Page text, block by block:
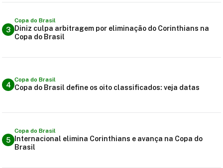
3
Copa do Brasil
Diniz culpa arbitragem por eliminação do Corinthians na
Copa do Brasil
4
Copa do Brasil
Copa do Brasil define os oito classificados: veja datas
5
Copa do Brasil
Internacional elimina Corinthians e avança na Copa do
Brasil